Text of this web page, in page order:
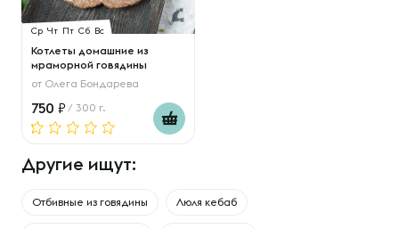
Ср Чт Пт Сб Вс
Котлеты домашние из
мраморной говядины
от Олега Бондарева
750 / 300 г.
Другие ищут:
Отбивные из говядины Люля кебаб